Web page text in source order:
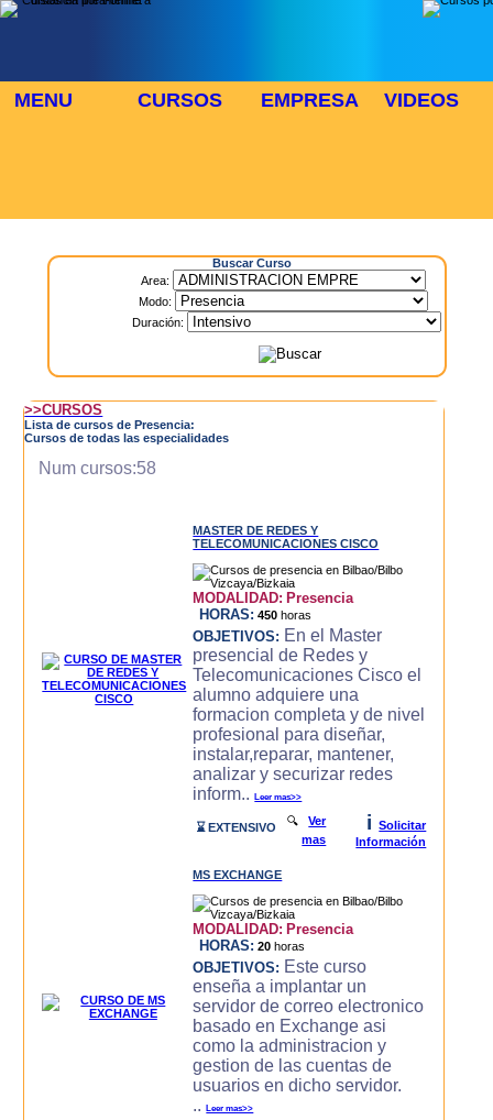
MENU CURSOS EMPRESA VIDEOS
Buscar Curso
Area:
Modo:
Duración:
>>CURSOS
Lista de cursos de Presencia:
Cursos de todas las especialidades
Num cursos:58
MASTER DE REDES Y
TELECOMUNICACIONES CISCO
MODALIDAD: Presencia
HORAS: 450 horas
OBJETIVOS: En el Master
presencial de Redes y
Telecomunicaciones Cisco el
alumno adquiere una
formacion completa y de nivel
profesional para diseñar,
instalar,reparar, mantener,
analizar y securizar redes
inform..Leer mas>>
⌛ EXTENSIVO 🔍Ver
mas
i
Solicitar
Información
MS EXCHANGE
MODALIDAD: Presencia
HORAS: 20 horas
OBJETIVOS: Este curso
enseña a implantar un
servidor de correo electronico
basado en Exchange asi
como la administracion y
gestion de las cuentas de
usuarios en dicho servidor.
..Leer mas>>